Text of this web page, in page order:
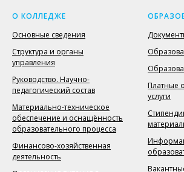
О КОЛЛЕДЖЕ
Основные сведения
Структура и органы
управления
Руководство. Научно-
педагогический состав
Материально-техническое
обеспечение и оснащённость
образовательного процесса
Финансово-хозяйственная
деятельность
Платные
услуги